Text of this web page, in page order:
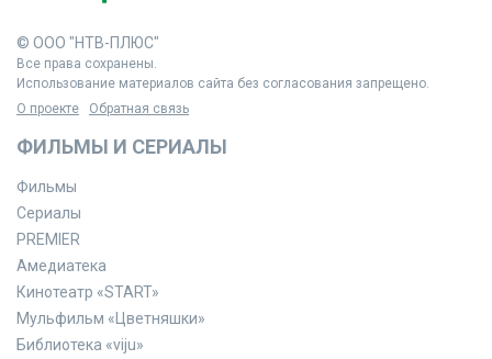
© ООО "НТВ-ПЛЮС"
Все права сохранены.
Использование материалов сайта без согласования запрещено.
О проекте
Обратная связь
ФИЛЬМЫ И СЕРИАЛЫ
Фильмы
Сериалы
PREMIER
Амедиатека
Кинотеатр «START»
Мульфильм «Цветняшки»
Библиотека «viju»